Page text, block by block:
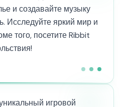
и создавайте музыку
Исследуйте яркий мир и
того, посетите Ribbit
игровой